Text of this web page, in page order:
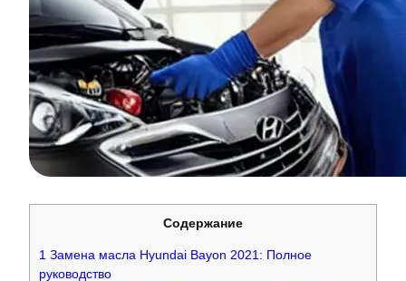
Содержание
1 Замена масла Hyundai Bayon 2021: Полное
руководство